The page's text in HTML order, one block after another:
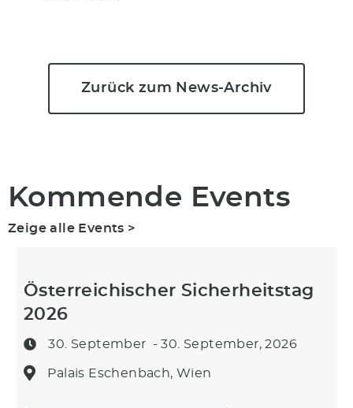
Zurück zum News-Archiv
Kommende Events
Zeige alle Events >
Österreichischer Sicherheitstag
2026
30. September - 30. September, 2026
Palais Eschenbach, Wien